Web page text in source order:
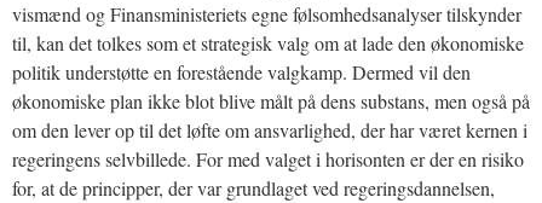
vismænd og Finansministeriets egne følsomhedsanalyser tilskynder
til, kan det tolkes som et strategisk valg om at lade den økonomiske
politik understøtte en forestående valgkamp. Dermed vil den
økonomiske plan ikke blot blive målt på dens substans, men også på
om den lever op til det løfte om ansvarlighed, der har været kernen i
regeringens selvbillede. For med valget i horisonten er der en risiko
for, at de principper, der var grundlaget ved regeringsdannelsen,